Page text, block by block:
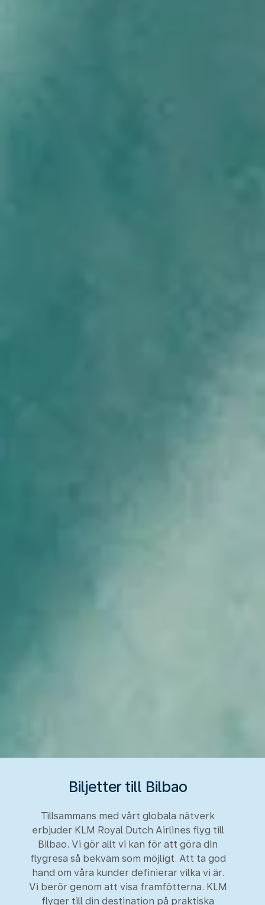
Biljetter till Bilbao
Tillsammans med vårt globala nätverk
erbjuder KLM Royal Dutch Airlines flyg till
Bilbao. Vi gör allt vi kan för att göra din
flygresa så bekväm som möjligt. Att ta god
hand om våra kunder definierar vilka vi är.
Vi berör genom att visa framfötterna. KLM
flyger till din destination på praktiska